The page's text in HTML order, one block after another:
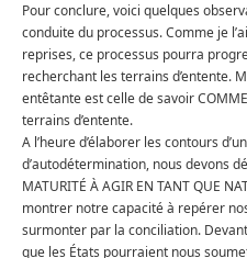
Pour conclure, voici quelques
conduite du processus. Comme je
reprises, ce processus pourra
recherchant les terrains d’entente.
entêtante est celle de savoir
terrains d’entente.
A l’heure d’élaborer les contours
d’autodétermination, nous devons
MATURITÉ À AGIR EN TANT QUE
montrer notre capacité à repérer
surmonter par la conciliation.
que les États pourraient nous